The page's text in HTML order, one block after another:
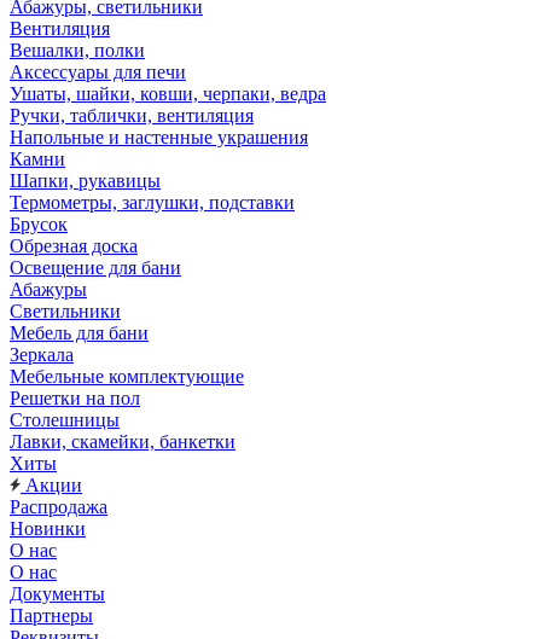
Абажуры, светильники
Вентиляция
Вешалки, полки
Аксессуары для печи
Ушаты, шайки, ковши, черпаки, ведра
Ручки, таблички, вентиляция
Напольные и настенные украшения
Камни
Шапки, рукавицы
Термометры, заглушки, подставки
Брусок
Обрезная доска
Освещение для бани
Абажуры
Светильники
Мебель для бани
Зеркала
Мебельные комплектующие
Решетки на пол
Столешницы
Лавки, скамейки, банкетки
Хиты
Акции
Распродажа
Новинки
О нас
О нас
Документы
Партнеры